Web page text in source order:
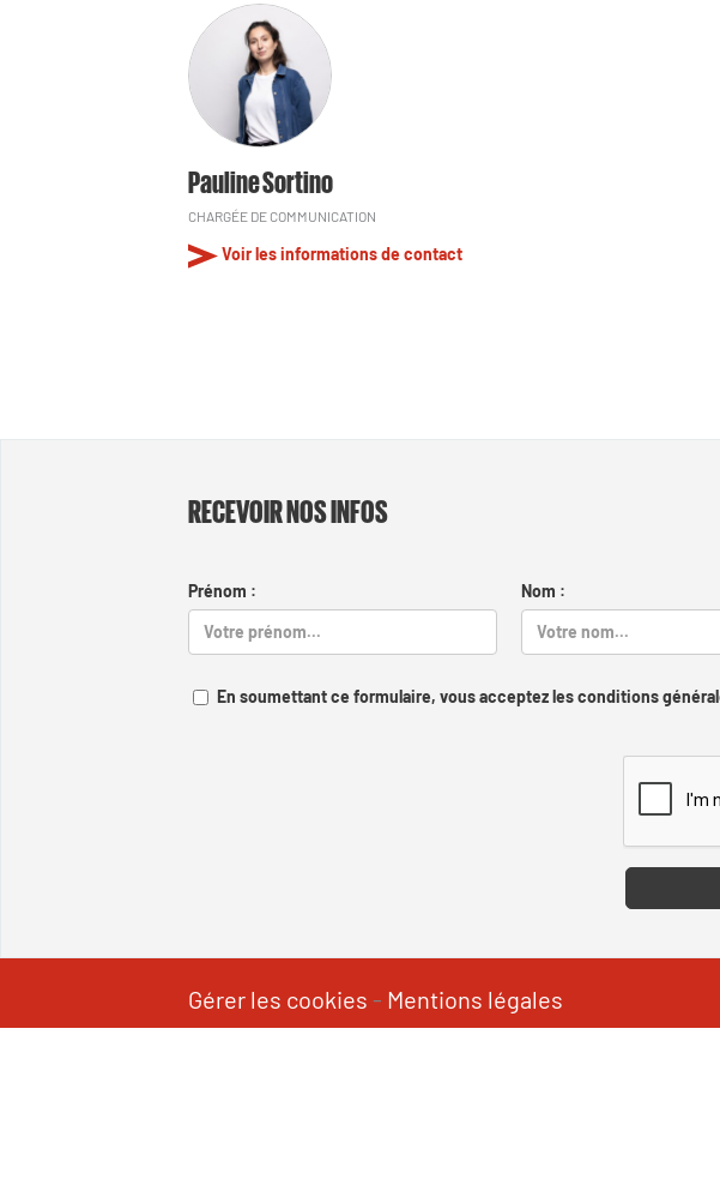
Pauline Sortino
CHARGÉE DE COMMUNICATION
Voir les informations de contact
RECEVOIR NOS INFOS
Prénom : Nom :
En soumettant ce formulaire, vous acceptez les conditions
Gérer les cookies - Mentions légales